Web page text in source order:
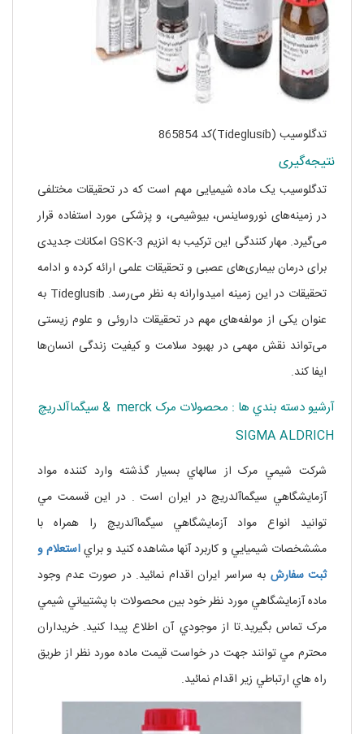
تدگلوسیب (Tideglusib)کد 865854
نتیجه‌گیری
تدگلوسیب یک ماده شیمیایی مهم است که در تحقیقات مختلفی
در زمینه‌های نوروساینس، بیوشیمی، و پزشکی مورد استفاده قرار
می‌گیرد. مهار کنندگی این ترکیب به انزیم GSK-3 امکانات جدیدی
برای درمان بیماری‌های عصبی و تحقیقات علمی ارائه کرده و ادامه
تحقیقات در این زمینه امیدوارانه به نظر می‌رسد. Tideglusib به
عنوان یکی از مولفه‌های مهم در تحقیقات داروئی و علوم زیستی
می‌تواند نقش مهمی در بهبود سلامت و کیفیت زندگی انسان‌ها
ایفا کند.
آرشيو دسته بندي ها : محصولات مرک merck & سيگماآلدريچ
SIGMA ALDRICH
شرکت شيمي مرک از سالهاي بسيار گذشته وارد کننده مواد
آزمايشگاهي سيگماآلدريچ در ايران است . در اين قسمت مي
توانيد انواع مواد آزمايشگاهي سيگماآلدريچ را همراه با
مششخصات شيميايي و کاربرد آنها مشاهده کنيد و براياستعلام و
ثبت سفارش به سراسر ايران اقدام نمائيد. در صورت عدم وجود
ماده آزمايشگاهي مورد نظر خود بين محصولات با پشتيباني شيمي
مرک تماس بگيريد.تا از موجودي آن اطلاع پيدا کنيد. خريداران
محترم مي توانند جهت در خواست قيمت ماده مورد نظر از طريق
راه هاي ارتباطي زير اقدام نمائيد.